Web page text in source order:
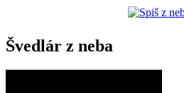
Švedlár z neba